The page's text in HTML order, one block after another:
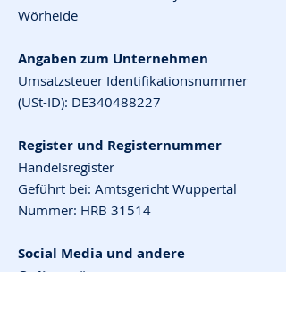
Wörheide
Angaben zum Unternehmen
Umsatzsteuer Identifikationsnummer
(USt-ID): DE340488227
Register und Registernummer
Handelsregister
Geführt bei: Amtsgericht Wuppertal
Nummer: HRB 31514
Social Media und andere
Onlinepräsenzen